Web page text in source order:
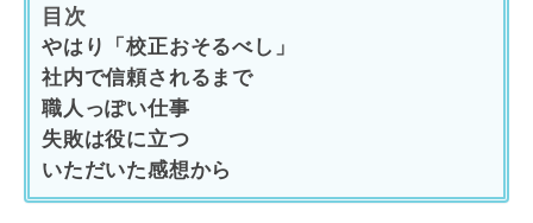
目次
やはり「校正おそるべし」
社内で信頼されるまで
職人っぽい仕事
失敗は役に立つ
いただいた感想から